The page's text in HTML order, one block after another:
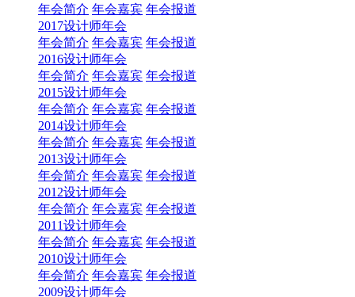
年会简介 年会嘉宾 年会报道
2017设计师年会
年会简介 年会嘉宾 年会报道
2016设计师年会
年会简介 年会嘉宾 年会报道
2015设计师年会
年会简介 年会嘉宾 年会报道
2014设计师年会
年会简介 年会嘉宾 年会报道
2013设计师年会
年会简介 年会嘉宾 年会报道
2012设计师年会
年会简介 年会嘉宾 年会报道
2011设计师年会
年会简介 年会嘉宾 年会报道
2010设计师年会
年会简介 年会嘉宾 年会报道
2009设计师年会